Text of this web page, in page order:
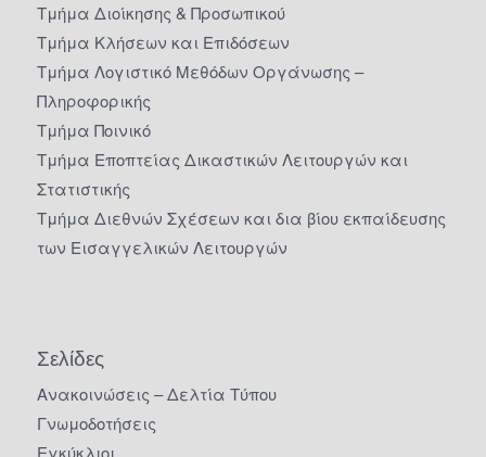
Τμήμα Διοίκησης & Προσωπικού
Τμήμα Κλήσεων και Επιδόσεων
Τμήμα Λογιστικό Μεθόδων Οργάνωσης –
Πληροφορικής
Τμήμα Ποινικό
Τμήμα Εποπτείας Δικαστικών Λειτουργών και
Στατιστικής
Τμήμα Διεθνών Σχέσεων και δια βίου εκπαίδευσης
των Εισαγγελικών Λειτουργών
Σελίδες
Ανακοινώσεις – Δελτία Τύπου
Γνωμοδοτήσεις
Εγκύκλιοι